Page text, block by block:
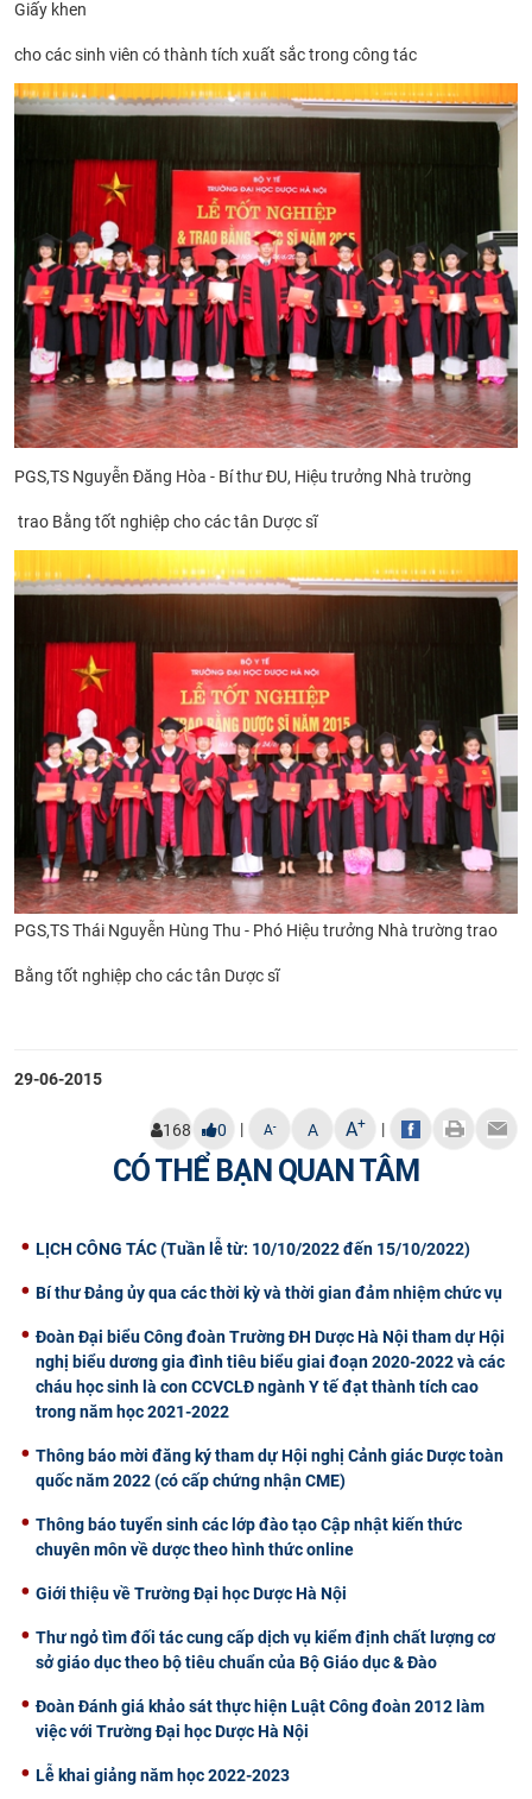
Giấy khen
cho các sinh viên có thành tích xuất sắc trong công tác
PGS,TS Nguyễn Đăng Hòa - Bí thư ĐU, Hiệu trưởng Nhà trường
trao Bằng tốt nghiệp cho các tân Dược sĩ
PGS,TS Thái Nguyễn Hùng Thu - Phó Hiệu trưởng Nhà trường trao
Bằng tốt nghiệpcho các tân Dược sĩ
29-06-2015
168 0 | A- A A+ |
CÓ THỂ BẠN QUAN TÂM
LỊCH CÔNG TÁC (Tuần lễ từ: 10/10/2022 đến 15/10/2022)
Bí thư Đảng ủy qua các thời kỳ và thời gian đảm nhiệm chức vụ
Đoàn Đại biểu Công đoàn Trường ĐH Dược Hà Nội tham dự Hội
nghị biểu dương gia đình tiêu biểu giai đoạn 2020-2022 và các
cháu học sinh là con CCVCLĐ ngành Y tế đạt thành tích cao
trong năm học 2021-2022
Thông báo mời đăng ký tham dự Hội nghị Cảnh giác Dược toàn
quốc năm 2022 (có cấp chứng nhận CME)
Thông báo tuyển sinh các lớp đào tạo Cập nhật kiến thức
chuyên môn về dược theo hình thức online
Giới thiệu về Trường Đại học Dược Hà Nội
Thư ngỏ tìm đối tác cung cấp dịch vụ kiểm định chất lượng cơ
sở giáo dục theo bộ tiêu chuẩn của Bộ Giáo dục & Đào
Đoàn Đánh giá khảo sát thực hiện Luật Công đoàn 2012 làm
việc với Trường Đại học Dược Hà Nội
Lễ khai giảng năm học 2022-2023